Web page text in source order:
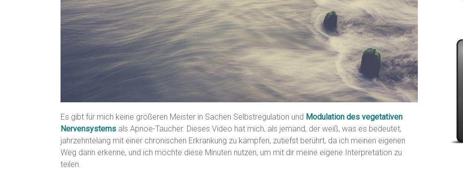
Es gibt für mich keine größeren Meister in Sachen Selbstregulation und Modulation des vegetativen
Nervensystems als Apnoe-Taucher. Dieses Video hat mich, als jemand, der weiß, was es bedeutet,
jahrzehntelang mit einer chronischen Erkrankung zu kämpfen, zutiefst berührt, da ich meinen eigenen
Weg darin erkenne, und ich möchte diese Minuten nutzen, um mit dir meine eigene Interpretation zu
teilen.